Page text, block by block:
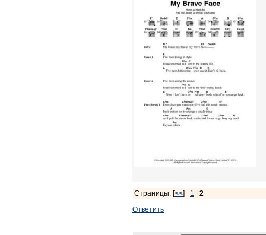
Страницы: [<<] 1
2
Ответить